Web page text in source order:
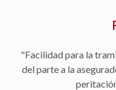
"Facilidad para la
del parte a la